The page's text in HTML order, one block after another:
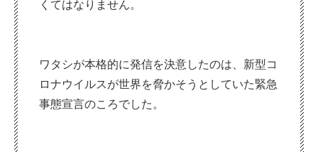
くてはなりません。
ワタシが本格的に発信を決意したのは、新型コ
ロナウイルスが世界を脅かそうとしていた緊急
事態宣言のころでした。